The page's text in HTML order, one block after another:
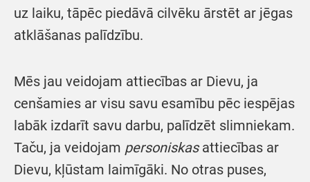
uz laiku, tāpēc piedāvā cilvēku ārstēt ar jēgas
atklāšanas palīdzību.
Mēs jau veidojam attiecības ar Dievu, ja
cenšamies ar visu savu esamību pēc iespējas
labāk izdarīt savu darbu, palīdzēt slimniekam.
Taču, ja veidojam personiskasattiecības ar
Dievu, kļūstam laimīgāki. No otras puses,